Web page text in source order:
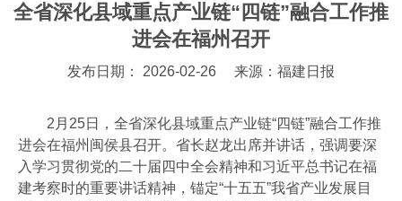
全省深化县域重点产业链“四链”融合工作推
进会在福州召开
发布日期： 2026-02-26 来源：福建日报
2月25日，全省深化县域重点产业链“四链”融合工作推
进会在福州闽侯县召开。省长赵龙出席并讲话，强调要深
入学习贯彻党的二十届四中全会精神和习近平总书记在福
建考察时的重要讲话精神，锚定“十五五”我省产业发展目